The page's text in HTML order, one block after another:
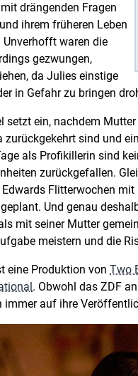
drängenden Fragen
ihrem früheren Leben
waren die
gezwungen,
da Julies einstige
in Gefahr zu bringen
setzt ein, nachdem
zurückgekehrt sind und
als Profikillerin sind
zurückgefallen.
Flitterwochen
Und genau
mit seiner Mutter
meistern und die
eine Produktion von Two
. Obwohl das ZDF
immer auf ihre